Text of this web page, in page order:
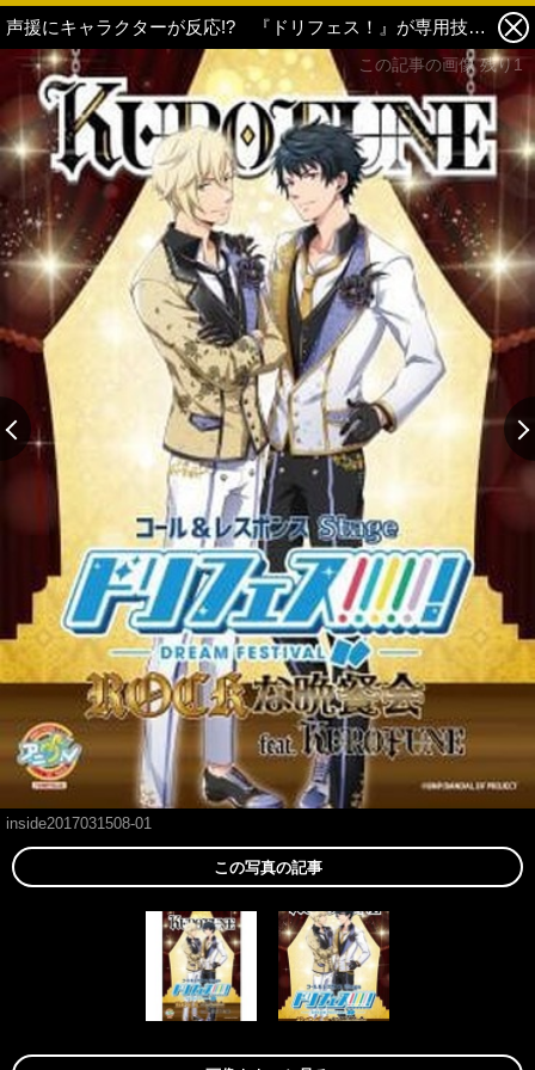
声援にキャラクターが反応!? 『ドリフェス！』が専用技術を用いた新形式の公演「コール＆レスポンスStage」開催へ 2枚目の写真・画像
inside2017031508-01
この記事の画像 残り1
この写真の記事